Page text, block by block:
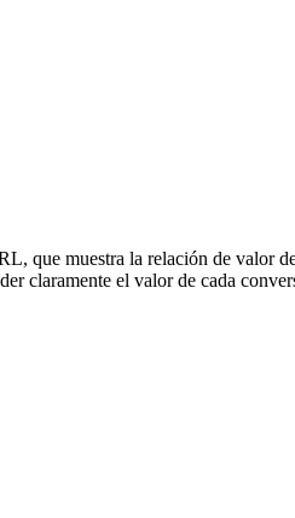
que muestra la relación de valor
claramente el valor de cada